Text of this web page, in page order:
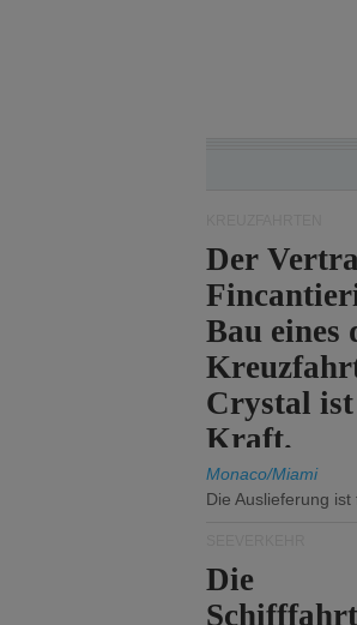
Der
Bau eines
Crystal
Kraft.
Monaco/Miami
Die Auslieferung ist
Die